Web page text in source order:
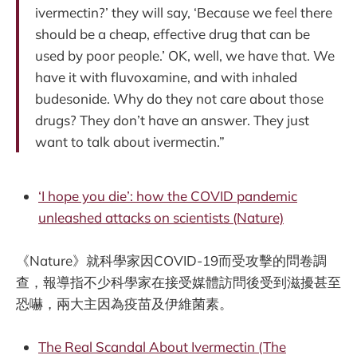
ivermectin?’ they will say, ‘Because we feel there
should be a cheap, effective drug that can be
used by poor people.’ OK, well, we have that. We
have it with fluvoxamine, and with inhaled
budesonide. Why do they not care about those
drugs? They don’t have an answer. They just
want to talk about ivermectin.”
‘I hope you die’: how the COVID pandemic
unleashed attacks on scientists (Nature)
《Nature》就科學家因COVID-19而受攻擊的問卷調
查，報導指不少科學家在接受媒體訪問後受到滋擾甚至
恐嚇，兩大主因為疫苗及伊維菌素。
The Real Scandal About Ivermectin (The